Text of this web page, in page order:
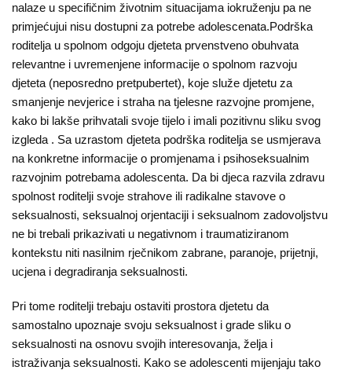
nalaze u specifičnim životnim situacijama iokruženju pa ne
primjećujui nisu dostupni za potrebe adolescenata.Podrška
roditelja u spolnom odgoju djeteta prvenstveno obuhvata
relevantne i uvremenjene informacije o spolnom razvoju
djeteta (neposredno pretpubertet), koje služe djetetu za
smanjenje nevjerice i straha na tjelesne razvojne promjene,
kako bi lakše prihvatali svoje tijelo i imali pozitivnu sliku svog
izgleda . Sa uzrastom djeteta podrška roditelja se usmjerava
na konkretne informacije o promjenama i psihoseksualnim
razvojnim potrebama adolescenta. Da bi djeca razvila zdravu
spolnost roditelji svoje strahove ili radikalne stavove o
seksualnosti, seksualnoj orjentaciji i seksualnom zadovoljstvu
ne bi trebali prikazivati u negativnom i traumatiziranom
kontekstu niti nasilnim rječnikom zabrane, paranoje, prijetnji,
ucjena i degradiranja seksualnosti.
Pri tome roditelji trebaju ostaviti prostora djetetu da
samostalno upoznaje svoju seksualnost i grade sliku o
seksualnosti na osnovu svojih interesovanja, želja i
istraživanja seksualnosti. Kako se adolescenti mijenjaju tako